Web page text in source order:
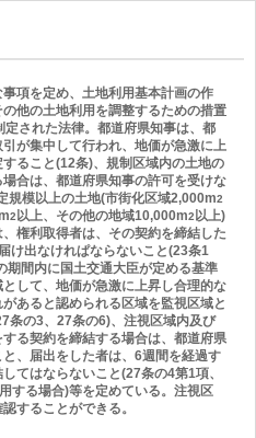
項を定め、土地利用基本計画の作
他の土地利用を調整するための措置
された法律。都道府県知事は、都
が集中して行われ、地価が急激に上
ること(12条)、規制区域内の土地の
合は、都道府県知事の許可を受けな
規模以上の土地(市街化区域2,000m2
2 以上、その他の地域10,000m2 以上)
権利取得者は、その契約を締結した
け出なけれぱならないこと(23条1
期間内に国土交通大臣が定める基準
して、地価が急激に上昇し合理的な
あると認められる区域を監視区域と
条の3、27条の6)、注視区域内及び
る契約を締結する場合は、都道府県
、届出をした者は、6週間を経過す
てはならないこと(27条の4第1項、
する場合)等を定めている。注視区
することができる。